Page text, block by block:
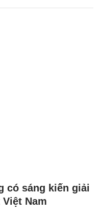
có sáng kiến giải
Nam